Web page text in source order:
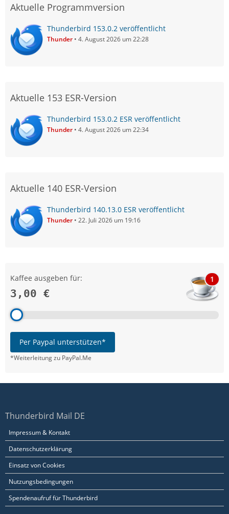
Aktuelle Programmversion
Thunderbird 153.0.2 veröffentlicht
Thunder 4. August 2026 um 22:28
Aktuelle 153 ESR-Version
Thunderbird 153.0.2 ESR veröffentlicht
Thunder 4. August 2026 um 22:34
Aktuelle 140 ESR-Version
Thunderbird 140.13.0 ESR veröffentlicht
Thunder 22. Juli 2026 um 19:16
Kaffee ausgeben für:
3,00 €
1
Per Paypal unterstützen*
*Weiterleitung zu PayPal.Me
Thunderbird Mail DE
Impressum & Kontakt
Datenschutzerklärung
Einsatz von Cookies
Nutzungsbedingungen
Spendenaufruf für Thunderbird